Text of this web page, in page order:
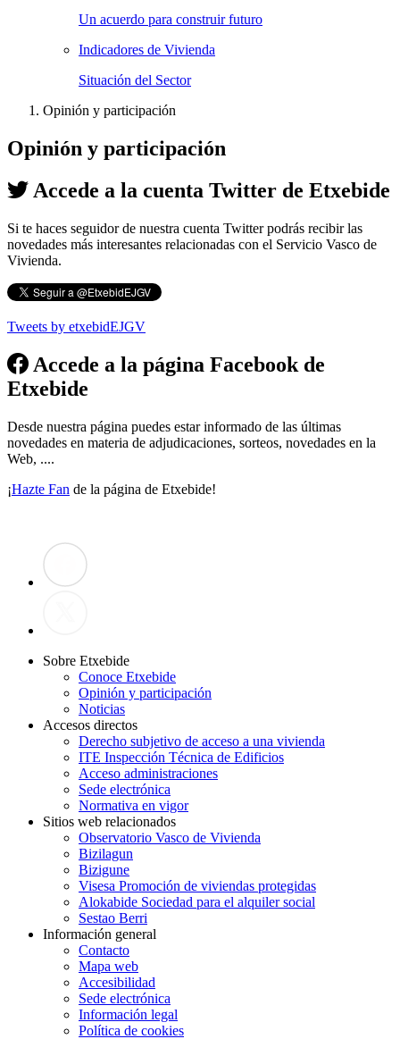
Un acuerdo para construir futuro
Indicadores de Vivienda
Situación del Sector
Opinión y participación
Opinión y participación
Accede a la cuenta Twitter de Etxebide
Si te haces seguidor de nuestra cuenta Twitter podrás recibir las
novedades más interesantes relacionadas con el Servicio Vasco de
Vivienda.
Tweets by etxebidEJGV
Accede a la página Facebook de
Etxebide
Desde nuestra página puedes estar informado de las últimas
novedades en materia de adjudicaciones, sorteos, novedades en la
Web, ....
¡Hazte Fan de la página de Etxebide!
Sobre Etxebide
Conoce Etxebide
Opinión y participación
Noticias
Accesos directos
Derecho subjetivo de acceso a una vivienda
ITE Inspección Técnica de Edificios
Acceso administraciones
Sede electrónica
Normativa en vigor
Sitios web relacionados
Observatorio Vasco de Vivienda
Bizilagun
Bizigune
Visesa Promoción de viviendas protegidas
Alokabide Sociedad para el alquiler social
Sestao Berri
Información general
Contacto
Mapa web
Accesibilidad
Sede electrónica
Información legal
Política de cookies